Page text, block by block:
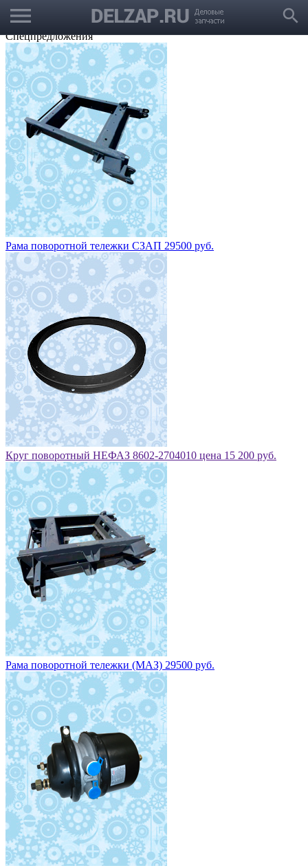
menu search
Выбрать город
Корзина
Заказать звонок
Спецпредложения
Рама поворотной тележки СЗАП 29500 руб.
Круг поворотный НЕФАЗ 8602-2704010 цена 15 200 руб.
Рама поворотной тележки (МАЗ) 29500 руб.